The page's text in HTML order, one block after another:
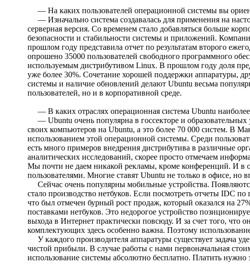
— На каких пользователей операционной системы вы
— Изначально система создавалась для применения на
серверная версия. Со временем стало добавляться больше
безопасности и стабильности системы и приложений.
прошлом году представила отчет по результатам второго
опрошено 35000 пользователей свободного программного
используемым дистрибутивом Linux. В прошлом году доля
уже более 30%. Сочетание хорошей поддержки аппаратуры,
системы и наличие обновлений делают Ubuntu весьма
пользователей, но и в корпоративной среде.
— В каких отраслях операционная система Ubuntu наиболее
— Ubuntu очень популярна в госсекторе и
своих компьютеров на Ubuntu, а это более 70 000 систем. В
использованием этой операционной системы. Среди
есть много примеров внедрения дистрибутива в различные
аналитических исследований, скорее просто отмечаем
Мы почти не даем никакой рекламы, кроме конференций. И в
пользователями. Многие ставят Ubuntu не только в офисе, но
Сейчас очень популярны мобильные устройства.
стало производство нетбуков. Если посмотреть отчеты IDC
что был отмечен бурный рост продаж, который оказался на
поставками нетбуков. Это недорогое устройство
выхода в Интернет практически повсюду. И за счет того, что
комплектующих здесь особенно важна. Поэтому
У каждого производителя аппаратуры существует задача
чистой прибыли. В случае работы с нами первоначальная
использование системы абсолютно бесплатно. Платить